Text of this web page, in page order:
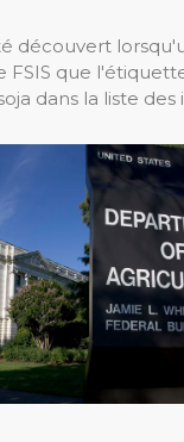
découvert
FSIS que
dans la liste des